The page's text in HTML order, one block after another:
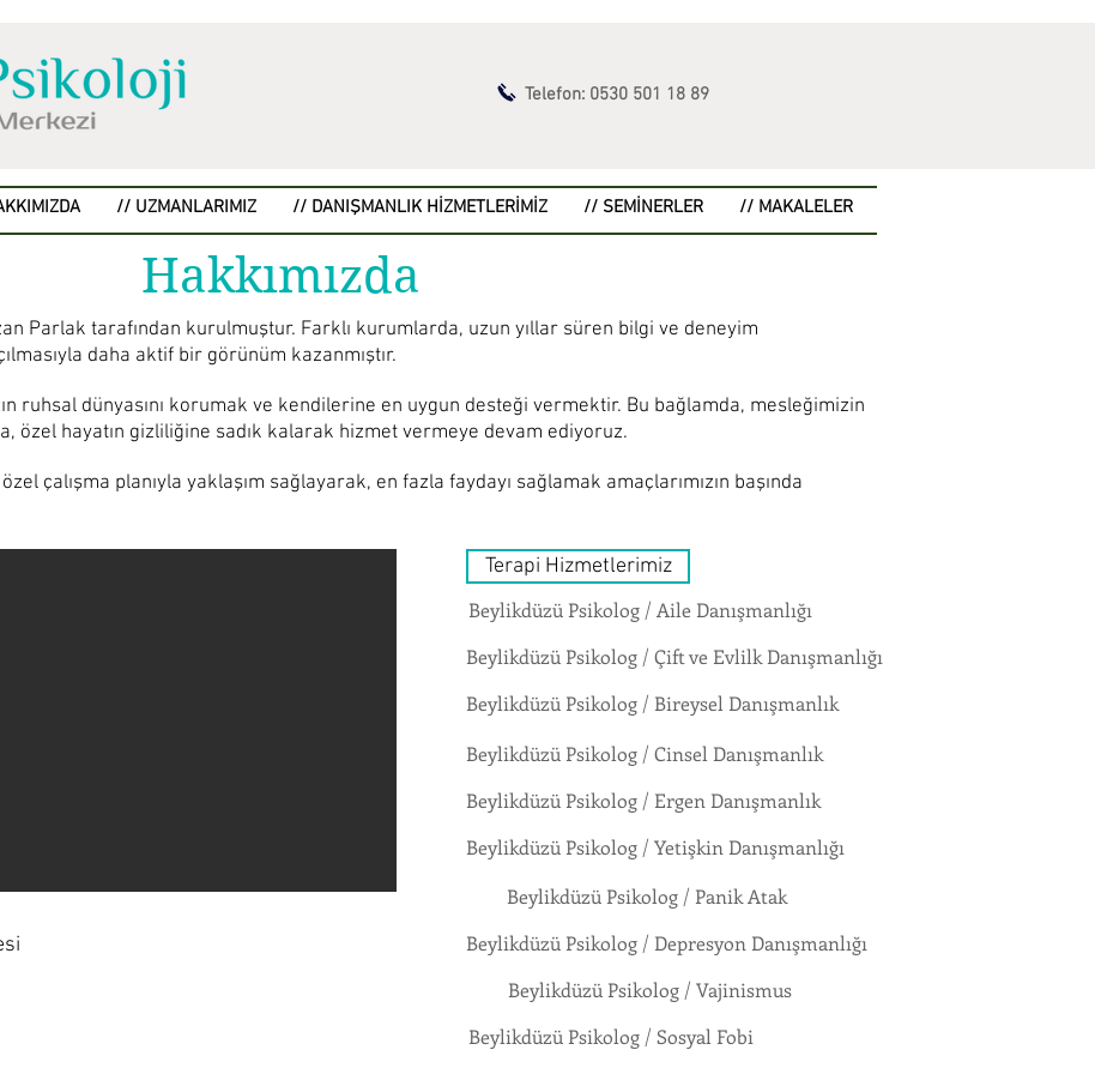
Telefon: 0530 501 18 89
// UZMANLARIMIZ // DANIŞMANLIK HİZMETLERİMİZ // SEMİNERLER // MAKALELER
Hakkımızda
Parlak tarafından kurulmuştur. Farklı kurumlarda, uzun yıllar süren bilgi ve deneyim
daha aktif bir görünüm kazanmıştır.
ruhsal dünyasını korumak ve kendilerine en uygun desteği vermektir. Bu bağlamda, mesleğimizin
özel hayatın gizliliğine sadık kalarak hizmet vermeye devam ediyoruz.
çalışma planıyla yaklaşım sağlayarak, en fazla faydayı sağlamak amaçlarımızın başında
Terapi Hizmetlerimiz
Beylikdüzü Psikolog / Aile Danışmanlığı
Beylikdüzü Psikolog / Çift ve Evlilk Danışmanlığı
Beylikdüzü Psikolog / Bireysel Danışmanlık
Beylikdüzü Psikolog / Cinsel Danışmanlık
Beylikdüzü Psikolog / Ergen Danışmanlık
Beylikdüzü Psikolog / Yetişkin Danışmanlığı
Beylikdüzü Psikolog / Panik Atak
Beylikdüzü Psikolog / Depresyon Danışmanlığı
Beylikdüzü Psikolog / Vajinismus
Beylikdüzü Psikolog / Sosyal Fobi